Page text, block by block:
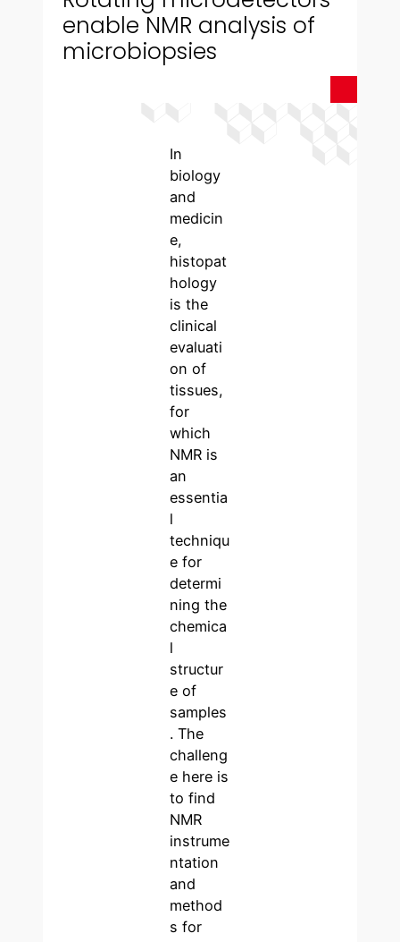
enable NMR analysis of
microbiopsies
In
biology
and
medicin
e,
histopat
hology
is the
clinical
evaluati
on of
tissues,
for
which
NMR is
an
essentia
l
techniqu
e for
determi
ning the
chemica
l
structur
e of
samples
. The
challeng
e here is
to find
NMR
instrume
ntation
and
method
s for